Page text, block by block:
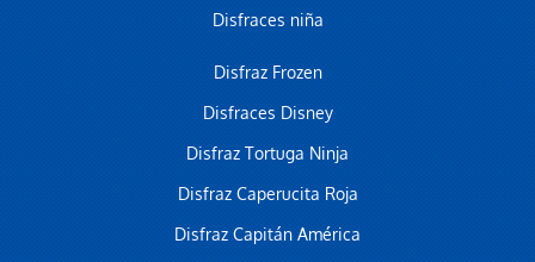
Disfraces niña
Disfraz Frozen
Disfraces Disney
Disfraz Tortuga Ninja
Disfraz Caperucita Roja
Disfraz Capitán América